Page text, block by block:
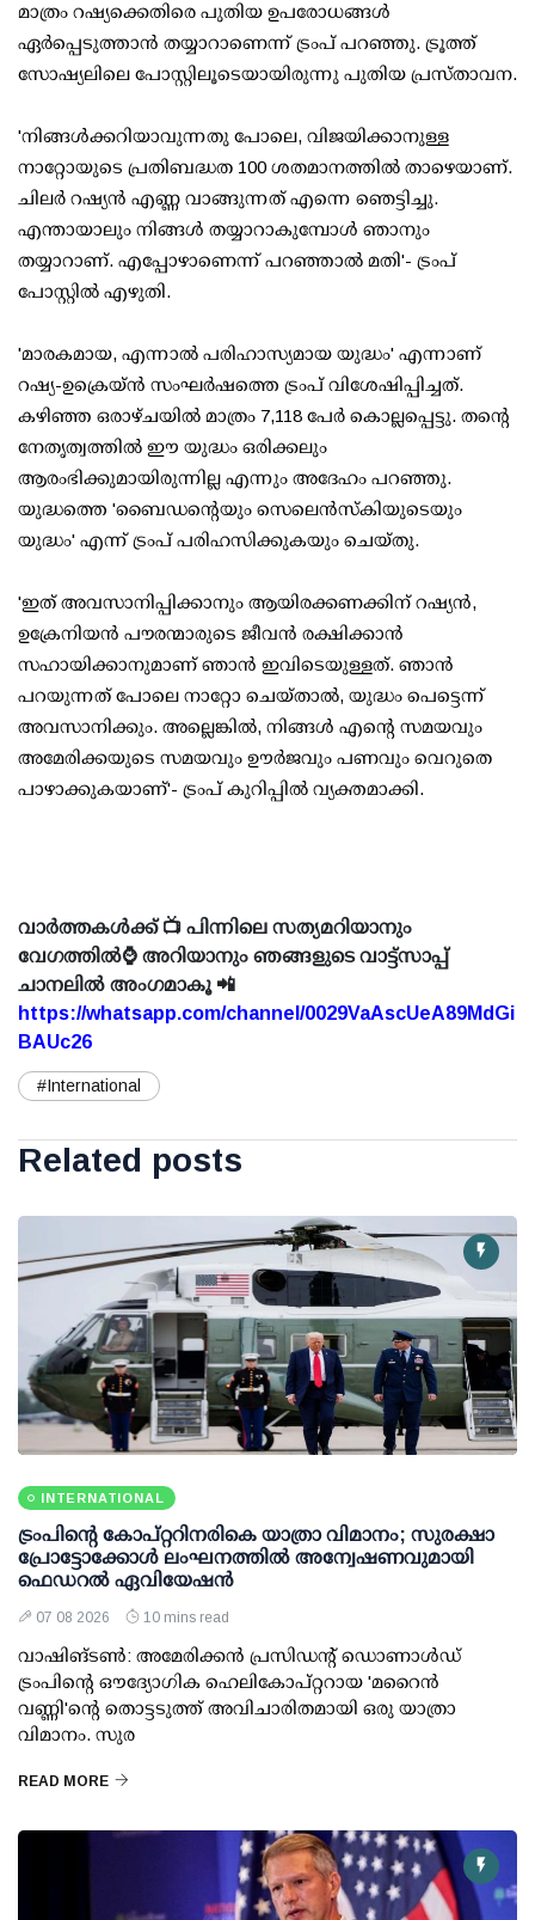
മാത്രം റഷ്യക്കെതിരെ പുതിയ ഉപരോധങ്ങള്‍
ഏര്‍പ്പെടുത്താന്‍ തയ്യാറാണെന്ന് ട്രംപ് പറഞ്ഞു. ട്രൂത്ത്
സോഷ്യലിലെ പോസ്റ്റിലൂടെയായിരുന്നു പുതിയ പ്രസ്താവന.
'നിങ്ങള്‍ക്കറിയാവുന്നതു പോലെ, വിജയിക്കാനുള്ള
നാറ്റോയുടെ പ്രതിബദ്ധത 100 ശതമാനത്തില്‍ താഴെയാണ്.
ചിലര്‍ റഷ്യന്‍ എണ്ണ വാങ്ങുന്നത് എന്നെ ഞെട്ടിച്ചു.
എന്തായാലും നിങ്ങള്‍ തയ്യാറാകുമ്പോള്‍ ഞാനും
തയ്യാറാണ്. എപ്പോഴാണെന്ന് പറഞ്ഞാല്‍ മതി'- ട്രംപ്
പോസ്റ്റില്‍ എഴുതി.
'മാരകമായ, എന്നാല്‍ പരിഹാസ്യമായ യുദ്ധം' എന്നാണ്
റഷ്യ-ഉക്രെയ്ന്‍ സംഘര്‍ഷത്തെ ട്രംപ് വിശേഷിപ്പിച്ചത്.
കഴിഞ്ഞ ഒരാഴ്ചയില്‍ മാത്രം 7,118 പേര്‍ കൊല്ലപ്പെട്ടു. തന്റെ
നേതൃത്വത്തില്‍ ഈ യുദ്ധം ഒരിക്കലും
ആരംഭിക്കുമായിരുന്നില്ല എന്നും അദേഹം പറഞ്ഞു.
യുദ്ധത്തെ 'ബൈഡന്റെയും സെലെന്‍സ്‌കിയുടെയും
യുദ്ധം' എന്ന് ട്രംപ് പരിഹസിക്കുകയും ചെയ്തു.
'ഇത് അവസാനിപ്പിക്കാനും ആയിരക്കണക്കിന് റഷ്യന്‍,
ഉക്രേനിയന്‍ പൗരന്മാരുടെ ജീവന്‍ രക്ഷിക്കാന്‍
സഹായിക്കാനുമാണ് ഞാന്‍ ഇവിടെയുള്ളത്. ഞാന്‍
പറയുന്നത് പോലെ നാറ്റോ ചെയ്താല്‍, യുദ്ധം പെട്ടെന്ന്
അവസാനിക്കും. അല്ലെങ്കില്‍, നിങ്ങള്‍ എന്റെ സമയവും
അമേരിക്കയുടെ സമയവും ഊര്‍ജവും പണവും വെറുതെ
പാഴാക്കുകയാണ്'- ട്രംപ് കുറിപ്പില്‍ വ്യക്തമാക്കി.
വാർത്തകൾക്ക് 📺 പിന്നിലെ സത്യമറിയാനും
വേഗത്തിൽ⌚ അറിയാനും ഞങ്ങളുടെ വാട്ട്സാപ്പ്
ചാനലിൽ അംഗമാകൂ 📲
https://whatsapp.com/channel/0029VaAscUeA89MdGi
BAUc26
#International
Related posts
INTERNATIONAL
ട്രംപിന്റെ കോപ്റ്ററിനരികെ യാത്രാ വിമാനം; സുരക്ഷാ
പ്രോട്ടോക്കോള്‍ ലംഘനത്തില്‍ അന്വേഷണവുമായി
ഫെഡറല്‍ ഏവിയേഷന്‍
07 08 2026 10 mins read
വാഷിങ്ടണ്‍: അമേരിക്കന്‍ പ്രസിഡന്റ് ഡൊണാള്‍ഡ്
ട്രംപിന്റെ ഔദ്യോഗിക ഹെലികോപ്റ്ററായ 'മറൈന്‍
വണ്ണി'ന്റെ തൊട്ടടുത്ത് അവിചാരിതമായി ഒരു യാത്രാ
വിമാനം. സുര
READ MORE